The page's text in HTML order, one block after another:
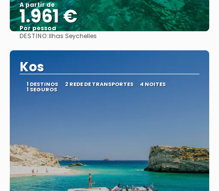
A partir de
1.961 €
Por pessoa
Saiba mais
DESTINO:Ilhas Seychelles
Kos
1 DESTINOS 2 REDE DE TRANSPORTES 4 NOITES
1 SEGUROS